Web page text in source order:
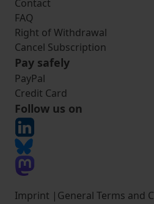
Contact
FAQ
Right of Withdrawal
Cancel Subscription
Pay safely
PayPal
Credit Card
Follow us on
Imprint | General Terms and